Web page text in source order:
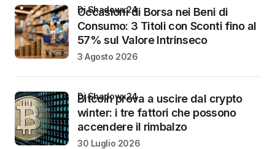
Occasioni di Borsa nei Beni di
Consumo: 3 Titoli con Sconti fino al
57% sul Valore Intrinseco
di Shadowx24
3 Agosto 2026
Bitcoin prova a uscire dal crypto
winter: i tre fattori che possono
accendere il rimbalzo
di Shadowx24
30 Luglio 2026